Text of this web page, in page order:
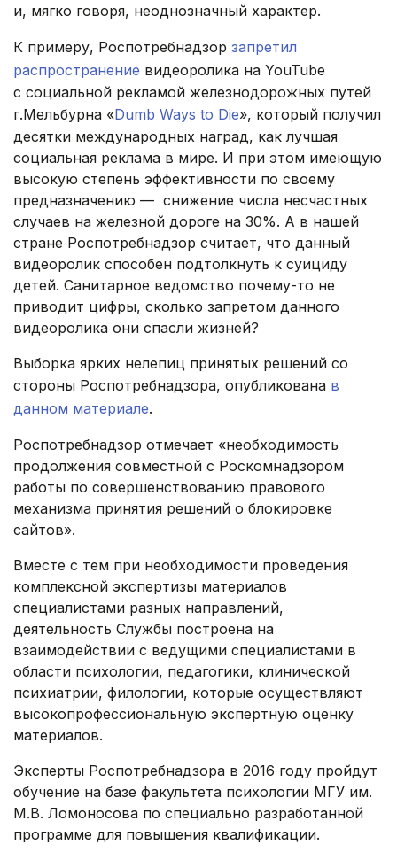
и, мягко говоря, неоднозначный характер.
К примеру, Роспотребнадзор запретил
распространение видеоролика на YouTube
c социальной рекламой железнодорожных путей
г.Мельбурна «Dumb Ways to Die», который получил
десятки международных наград, как лучшая
социальная реклама в мире. И при этом имеющую
высокую степень эффективности по своему
предназначению — снижение числа несчастных
случаев на железной дороге на 30%. А в нашей
стране Роспотребнадзор считает, что данный
видеоролик способен подтолкнуть к суициду
детей. Санитарное ведомство почему-то не
приводит цифры, сколько запретом данного
видеоролика они спасли жизней?
Выборка ярких нелепиц принятых решений со
стороны Роспотребнадзора, опубликована в
данном материале.
Роспотребнадзор отмечает «необходимость
продолжения совместной с Роскомнадзором
работы по совершенствованию правового
механизма принятия решений о блокировке
сайтов».
Вместе с тем при необходимости проведения
комплексной экспертизы материалов
специалистами разных направлений,
деятельность Службы построена на
взаимодействии с ведущими специалистами в
области психологии, педагогики, клинической
психиатрии, филологии, которые осуществляют
высокопрофессиональную экспертную оценку
материалов.
Эксперты Роспотребнадзора в 2016 году пройдут
обучение на базе факультета психологии МГУ им.
М.В. Ломоносова по специально разработанной
программе для повышения квалификации.